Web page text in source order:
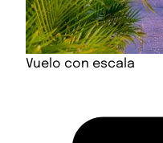
Vuelo con escala